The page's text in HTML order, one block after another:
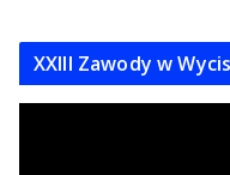
XXIII Zawody w